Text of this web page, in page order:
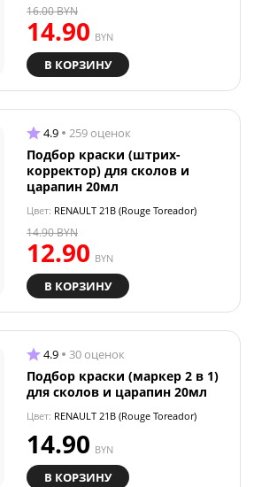
14.90 BYN
16.00BYN
В КОРЗИНУ
4.9 259 оценок
Подбор краски (штрих-
корректор) для сколов и
царапин 20мл
Цвет: RENAULT 21B (Rouge Toreador)
12.90 BYN
14.90BYN
В КОРЗИНУ
4.9 30 оценок
Подбор краски (маркер 2 в 1)
для сколов и царапин 20мл
Цвет: RENAULT 21B (Rouge Toreador)
14.90 BYN
В КОРЗИНУ